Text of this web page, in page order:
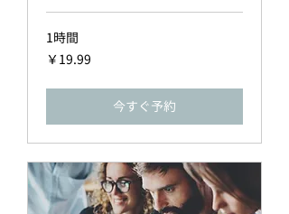
1時間
19.99
円
￥19.99
今すぐ予約